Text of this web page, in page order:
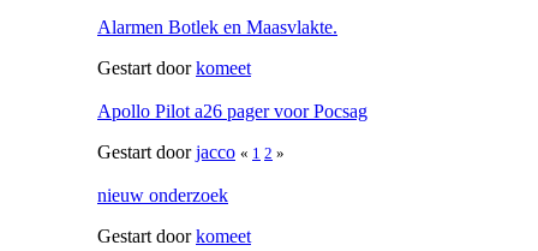
Alarmen Botlek en Maasvlakte.
Gestart doorkomeet
Apollo Pilot a26 pager voor Pocsag
Gestart doorjacco « 1 2 »
nieuw onderzoek
Gestart doorkomeet